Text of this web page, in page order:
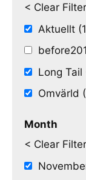
< Clear
Aktuellt
Long Tail
Omvärld
Month
< Clear